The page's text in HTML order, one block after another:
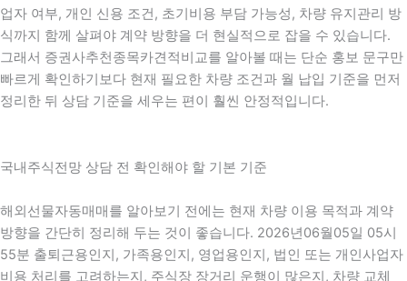
업자 여부, 개인 신용 조건, 초기비용 부담 가능성, 차량 유지관리 방
식까지 함께 살펴야 계약 방향을 더 현실적으로 잡을 수 있습니다.
그래서 증권사추천종목카견적비교를 알아볼 때는 단순 홍보 문구만
빠르게 확인하기보다 현재 필요한 차량 조건과 월 납입 기준을 먼저
정리한 뒤 상담 기준을 세우는 편이 훨씬 안정적입니다.
국내주식전망 상담 전 확인해야 할 기본 기준
해외선물자동매매를 알아보기 전에는 현재 차량 이용 목적과 계약
방향을 간단히 정리해 두는 것이 좋습니다. 2026년06월05일 05시
55분 출퇴근용인지, 가족용인지, 영업용인지, 법인 또는 개인사업자
비용 처리를 고려하는지, 주식장 장거리 운행이 많은지, 차량 교체